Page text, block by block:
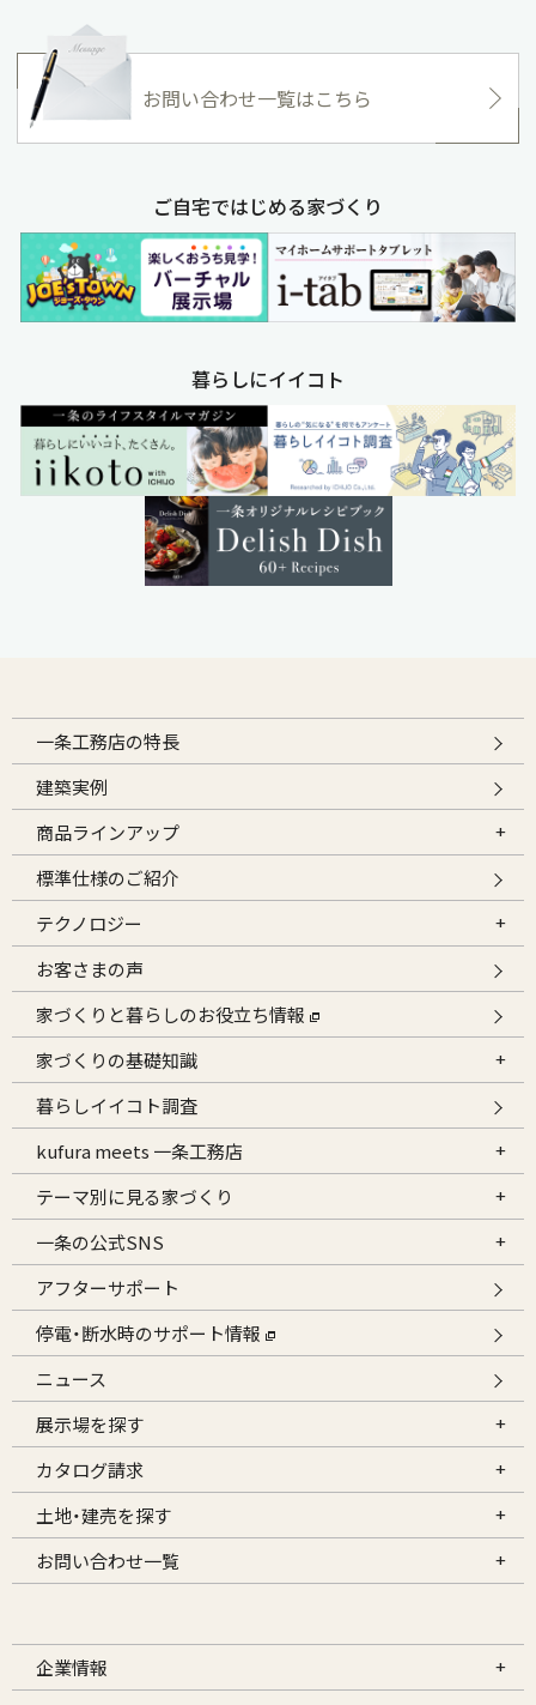
お問い合わせ一覧はこちら
ご自宅ではじめる家づくり
暮らしにイイコト
一条工務店の特長
建築実例
商品ラインアップ
標準仕様のご紹介
テクノロジー
お客さまの声
家づくりと暮らしのお役立ち情報
家づくりの基礎知識
暮らしイイコト調査
kufura meets 一条工務店
テーマ別に見る家づくり
一条の公式SNS
アフターサポート
停電・断水時のサポート情報
ニュース
展示場を探す
カタログ請求
土地・建売を探す
お問い合わせ一覧
企業情報